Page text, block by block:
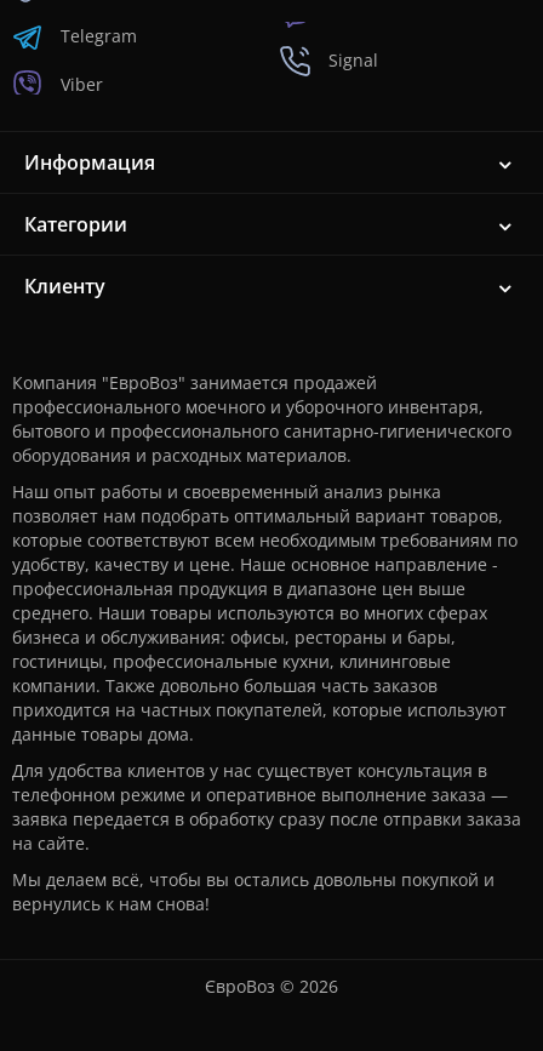
Telegram
Viber
Signal
Информация
Категории
Клиенту
Компания "ЕвроВоз" занимается продажей
профессионального моечного и уборочного инвентаря,
бытового и профессионального санитарно-гигиенического
оборудования и расходных материалов.
Наш опыт работы и своевременный анализ рынка
позволяет нам подобрать оптимальный вариант товаров,
которые соответствуют всем необходимым требованиям по
удобству, качеству и цене. Наше основное направление -
профессиональная продукция в диапазоне цен выше
среднего. Наши товары используются во многих сферах
бизнеса и обслуживания: офисы, рестораны и бары,
гостиницы, профессиональные кухни, клининговые
компании. Также довольно большая часть заказов
приходится на частных покупателей, которые используют
данные товары дома.
Для удобства клиентов у нас существует консультация в
телефонном режиме и оперативное выполнение заказа —
заявка передается в обработку сразу после отправки заказа
на сайте.
Мы делаем всё, чтобы вы остались довольны покупкой и
вернулись к нам снова!
ЄвроВоз © 2026